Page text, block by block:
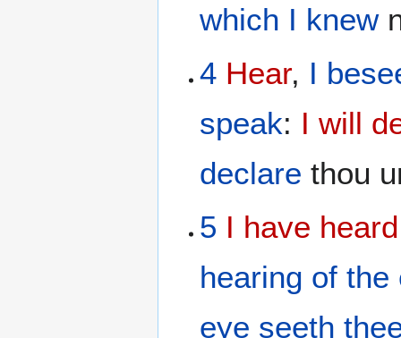
which I knew
4 Hear, I
speak: I will
declare thou
5 I have heard
hearing of the
eye seeth